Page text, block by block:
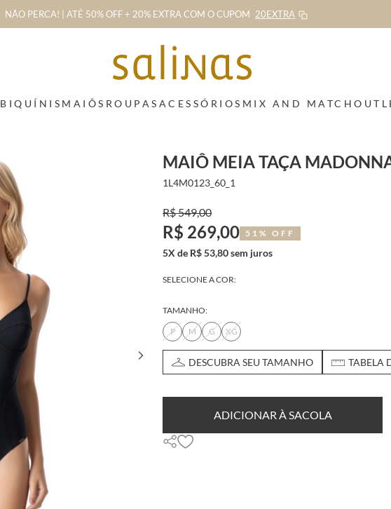
NÃO PERCA! | ATÉ 50% OFF + 20% EXTRA COM O CUPOM 20EXTRA
BIQUÍNIS MAIÔS ROUPAS ACESSÓRIOS MIX AND MATCH
MAIÔ MEIA TAÇA
1L4M0123_60_1
R$ 549,00
R$ 269,00 51% OFF
5X de R$ 53,80 sem juros
SELECIONE A COR:
TAMANHO:
P
M G XG
DESCUBRA SEU TAMANHO TABELA
ADICIONAR À SACOLA